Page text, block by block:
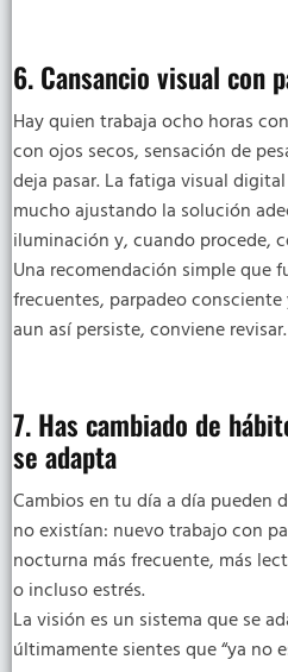
6. Cansancio visual con
Hay quien trabaja ocho horas
con ojos secos, sensación de
deja pasar. La fatiga visual
mucho ajustando la solución
iluminación y, cuando procede,
Una recomendación simple que
frecuentes, parpadeo
aun así persiste, conviene revisar.
7. Has cambiado de
se adapta
Cambios en tu día a día pueden
no existían: nuevo trabajo con
nocturna más frecuente, más
o incluso estrés.
La visión es un sistema que se
últimamente sientes que “ya no